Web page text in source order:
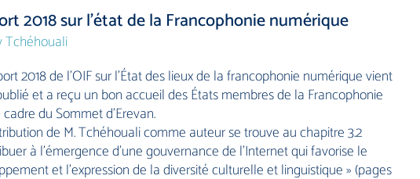
2018 sur l’état de la Francophonie numérique
Tchéhouali
2018 de l’OIF sur l’État des lieux de la francophonie numérique vient
et a reçu un bon accueil des États membres de la Francophonie
du Sommet d’Erevan.
de M. Tchéhouali comme auteur se trouve au chapitre 3.2
à l’émergence d’une gouvernance de l’Internet qui favorise le
et l’expression de la diversité culturelle et linguistique » (pages